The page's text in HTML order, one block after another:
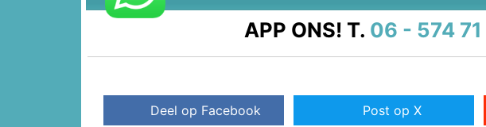
APP ONS! T. 06 - 574 71
Deel op Facebook Post op X